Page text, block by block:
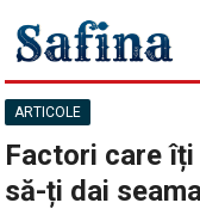
ARTICOLE
Factori care
să-ți dai